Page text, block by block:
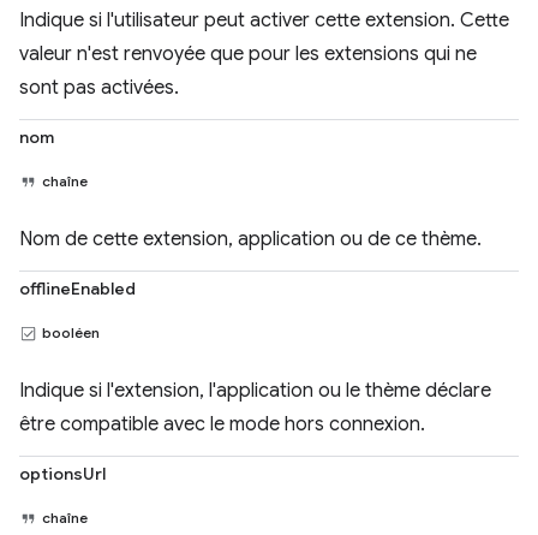
Indique si l'utilisateur peut activer cette extension. Cette
valeur n'est renvoyée que pour les extensions qui ne
sont pas activées.
nom
chaîne
Nom de cette extension, application ou de ce thème.
offlineEnabled
booléen
Indique si l'extension, l'application ou le thème déclare
être compatible avec le mode hors connexion.
optionsUrl
chaîne